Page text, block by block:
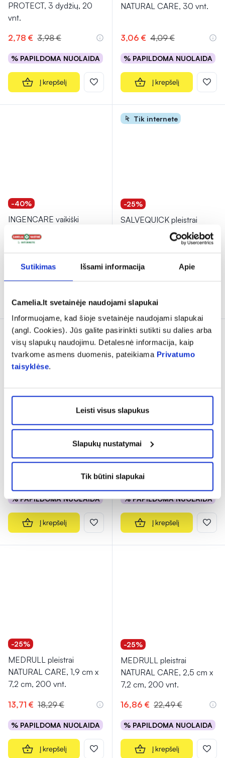
Sutikimas Išsami informacija Apie
Camelia.lt svetainėje naudojami slapukai
Informuojame, kad šioje svetainėje naudojami slapukai
(angl. Cookies). Jūs galite pasirinkti sutikti su dalies arba
visų slapukų naudojimu. Detalesnė informacija, kaip
tvarkome asmens duomenis, pateikiama Privatumo
taisyklėse.
Leisti visus slapukus
Slapukų nustatymai
Tik būtini slapukai
PROTECT, 3 dydžių, 20
vnt.
2,78 € 3,98 €
% PAPILDOMA NUOLAIDA
Į krepšelį
NATURAL CARE, 30 vnt.
3,06 € 4,09 €
% PAPILDOMA NUOLAIDA
Į krepšelį
-40%
INGENCARE vaikiški
pleistrai TATOO, 10 vnt.
% PAPILDOMA NUOLAIDA
Tik internete
-25%
SALVEQUICK pleistrai
ANIMAL PLANET, 20 vnt.
% PAPILDOMA NUOLAIDA
Tik internete
HANSAPLAST vaikiški
pleistrai FROZEN, 20 vnt.
% PAPILDOMA NUOLAIDA
Į krepšelį
jautriai odai SENSITIVE, 20
vnt.
3,75 €
% PAPILDOMA NUOLAIDA
Į krepšelį
-25%
MEDRULL pleistrai
NATURAL CARE, 1,9 cm x
7,2 cm, 200 vnt.
13,71 € 18,29 €
% PAPILDOMA NUOLAIDA
Į krepšelį
-25%
MEDRULL pleistrai
NATURAL CARE, 2,5 cm x
7,2 cm, 200 vnt.
16,86 € 22,49 €
% PAPILDOMA NUOLAIDA
Į krepšelį